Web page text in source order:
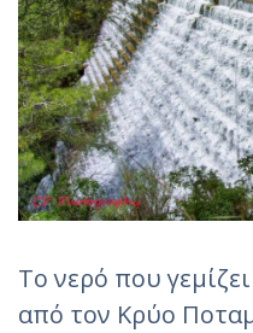
Το νερό που
από τον Κρύο